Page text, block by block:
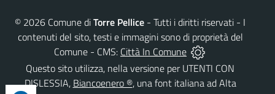
© 2026 Comune diTorre Pellice - Tutti i diritti riservati - I
contenuti del sito, testi e immagini sono di proprietà del
Comune - CMS: Città In Comune
Questo sito utilizza, nella versione per UTENTI CON
DISLESSIA, Biancoenero ®, una font italiana ad Alta